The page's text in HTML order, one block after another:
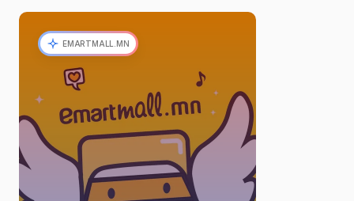
EMARTMALL.MN